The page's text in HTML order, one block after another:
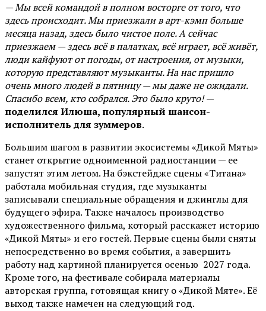
— Мы всей командой в полном восторге от того, что
здесь происходит. Мы приезжали в арт-кэмп больше
месяца назад, здесь было чистое поле. А сейчас
приезжаем — здесь всё в палатках, всё играет, всё живёт,
люди кайфуют от погоды, от настроения, от музыки,
которую представляют музыканты. На нас пришло
очень много людей в пятницу — мы даже не ожидали.
Спасибо всем, кто собрался. Это было круто!—
поделился Илюша, популярный шансон-
исполнитель для зуммеров.
Большим шагом в развитии экосистемы «Дикой Мяты»
станет открытие одноименной радиостанции — ее
запустят этим летом. На бэкстейдже сцены «Титана»
работала мобильная студия, где музыканты
записывали специальные обращения и джинглы для
будущего эфира. Также началось производство
художественного фильма, который расскажет историю
«Дикой Мяты» и его гостей. Первые сцены были сняты
непосредственно во время события, а завершить
работу над картиной планируется осенью 2027 года.
Кроме того, на фестивале собирала материалы
авторская группа, готовящая книгу о «Дикой Мяте». Её
выход также намечен на следующий год.